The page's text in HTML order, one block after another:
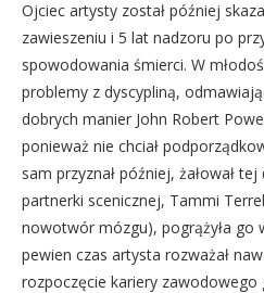
Ojciec artysty został później
zawieszeniu i 5 lat nadzoru po
spowodowania śmierci. W
problemy z dyscypliną,
dobrych manier John Robert
ponieważ nie chciał
sam przyznał później, żałował
partnerki scenicznej, Tammi
nowotwór mózgu), pogrążyła go
pewien czas artysta rozważał
rozpoczęcie kariery zawodowego